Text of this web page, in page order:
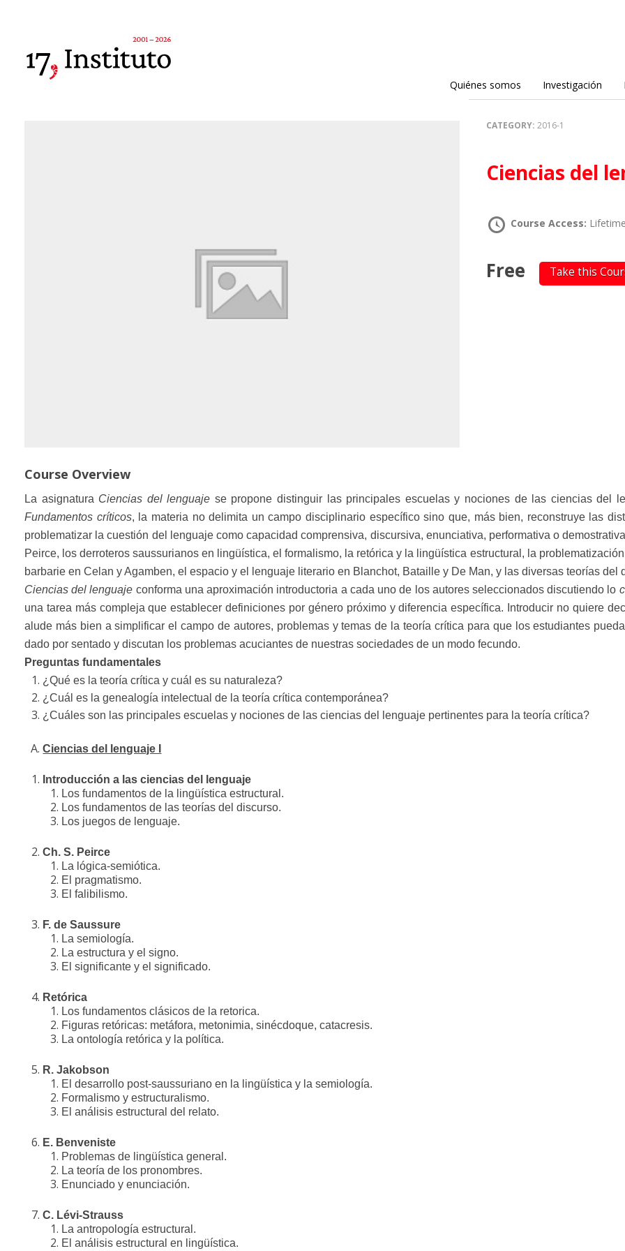
Quiénes somos Investigación
CATEGORY:2016-1
Ciencias del
Course Access: Lifetime
Free Take this
Course Overview
La asignatura Ciencias del lenguaje se propone distinguir las principales escuelas y nociones de las ciencias del
Fundamentos críticos, la materia no delimita un campo disciplinario específico sino que, más bien, reconstruye las
problematizar la cuestión del lenguaje como capacidad comprensiva, discursiva, enunciativa, performativa o
Peirce, los derroteros saussurianos en lingüística, el formalismo, la retórica y la lingüística estructural, la
barbarie en Celan y Agamben, el espacio y el lenguaje literario en Blanchot, Bataille y De Man, y las diversas teorías del
Ciencias del lenguaje conforma una aproximación introductoria a cada uno de los autores seleccionados discutiendo lo
una tarea más compleja que establecer definiciones por género próximo y diferencia específica. Introducir no quiere
alude más bien a simplificar el campo de autores, problemas y temas de la teoría crítica para que los estudiantes
dado por sentado y discutan los problemas acuciantes de nuestras sociedades de un modo fecundo.
Preguntas fundamentales
¿Qué es la teoría crítica y cuál es su naturaleza?
¿Cuál es la genealogía intelectual de la teoría crítica contemporánea?
¿Cuáles son las principales escuelas y nociones de las ciencias del lenguaje pertinentes para la teoría crítica?
Ciencias del lenguaje I
Introducción a las ciencias del lenguaje
Los fundamentos de la lingüística estructural.
Los fundamentos de las teorías del discurso.
Los juegos de lenguaje.
Ch. S. Peirce
La lógica-semiótica.
El pragmatismo.
El falibilismo.
F. de Saussure
La semiología.
La estructura y el signo.
El significante y el significado.
Retórica
Los fundamentos clásicos de la retorica.
Figuras retóricas: metáfora, metonimia, sinécdoque, catacresis.
La ontología retórica y la política.
R. Jakobson
El desarrollo post-saussuriano en la lingüística y la semiología.
Formalismo y estructuralismo.
El análisis estructural del relato.
E. Benveniste
Problemas de lingüística general.
La teoría de los pronombres.
Enunciado y enunciación.
C. Lévi-Strauss
La antropología estructural.
El análisis estructural en lingüística.